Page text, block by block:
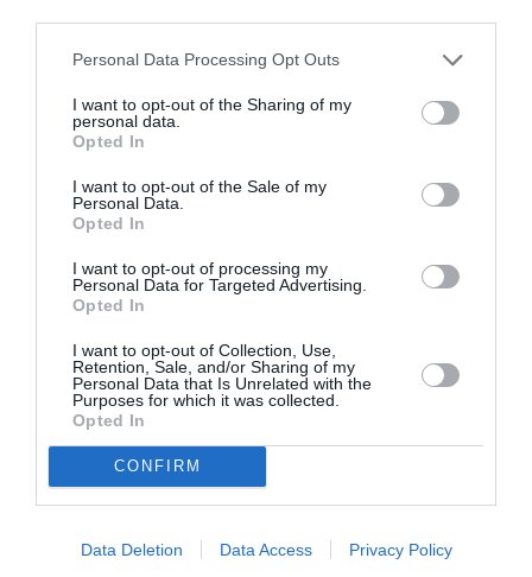
Personal Data Processing Opt Outs
I want to opt-out of the Sharing of my
personal data.
Opted In
I want to opt-out of the Sale of my
Personal Data.
Opted In
I want to opt-out of processing my
Personal Data for Targeted Advertising.
Opted In
I want to opt-out of Collection, Use,
Retention, Sale, and/or Sharing of my
Personal Data that Is Unrelated with the
Purposes for which it was collected.
Opted In
CONFIRM
Data Deletion Data Access Privacy Policy